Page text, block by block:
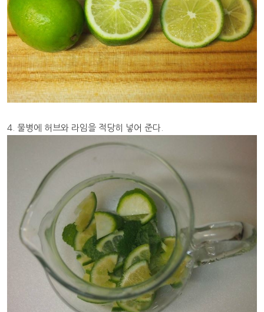
4. 물병에 허브와 라임을 적당히 넣어 준다.